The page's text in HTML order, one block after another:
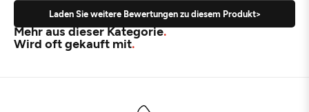
Laden Sie weitere Bewertungen zu diesem Produkt>
Mehr aus dieser Kategorie
Wird oft gekauft mit